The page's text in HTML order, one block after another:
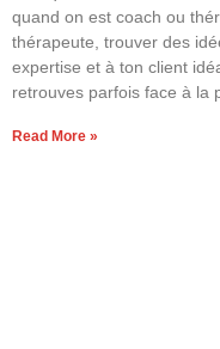
quand on est coach ou
thérapeute, trouver des
expertise et à ton client
retrouves parfois face à la
Read More »